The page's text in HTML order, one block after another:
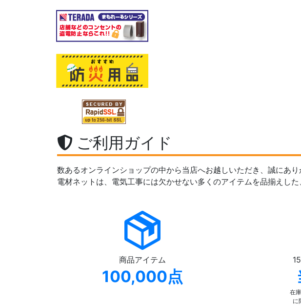
ご利用ガイド
数あるオンラインショップの中から当店へお越しいただき、誠にあり
電材ネットは、電気工事には欠かせない多くのアイテムを品揃えし
商品アイテム
100,000点
在
に